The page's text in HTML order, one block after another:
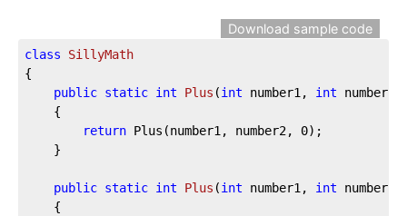
Download sample code
class
SillyMath
{
public static int Plus (int number1, int number2
    {
return Plus(number1, number2, 0);
    }
public static int Plus (int number1, int
    {